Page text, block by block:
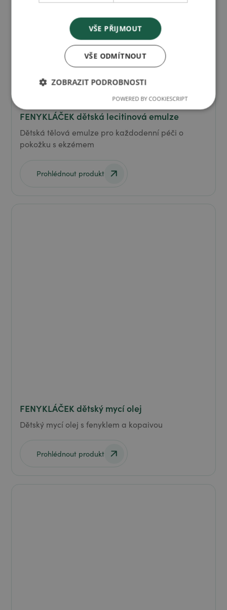
FENYKLÁČEK dětská lecitinová emulze
Dětská tělová emulze pro každodenní péči o
pokožku s ekzémem
Prohlédnout produkt
FENYKLÁČEK dětský mycí olej
Dětský mycí olej s fenyklem a kopaivou
Prohlédnout produkt
VŠE PŘIJMOUT
VŠE ODMÍTNOUT
ZOBRAZIT PODROBNOSTI
POWERED BY COOKIESCRIPT